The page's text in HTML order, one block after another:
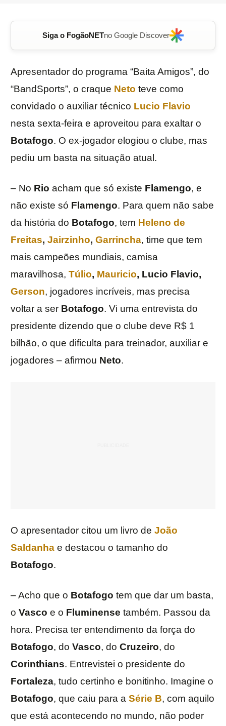
Siga o FogãoNETno Google Discover
Apresentador do programa “Baita Amigos”, do
“BandSports”, o craque Neto teve como
convidado o auxiliar técnico Lucio Flavio
nesta sexta-feira e aproveitou para exaltar o
Botafogo. O ex-jogador elogiou o clube, mas
pediu um basta na situação atual.
– No Rio acham que só existe Flamengo, e
não existe só Flamengo. Para quem não sabe
da história do Botafogo, tem Heleno de
Freitas, Jairzinho, Garrincha, time que tem
mais campeões mundiais, camisa
maravilhosa, Túlio, Mauricio, Lucio Flavio,
Gerson, jogadores incríveis, mas precisa
voltar a ser Botafogo. Vi uma entrevista do
presidente dizendo que o clube deve R$ 1
bilhão, o que dificulta para treinador, auxiliar e
jogadores – afirmou Neto.
O apresentador citou um livro de João
Saldanha e destacou o tamanho do
Botafogo.
– Acho que o Botafogo tem que dar um basta,
o Vasco e o Fluminense também. Passou da
hora. Precisa ter entendimento da força do
Botafogo, do Vasco, do Cruzeiro, do
Corinthians. Entrevistei o presidente do
Fortaleza, tudo certinho e bonitinho. Imagine o
Botafogo, que caiu para a Série B, com aquilo
que está acontecendo no mundo, não poder